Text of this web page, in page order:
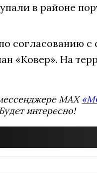
в районе
согласованию
«Ковер». На
MAX
интересно!